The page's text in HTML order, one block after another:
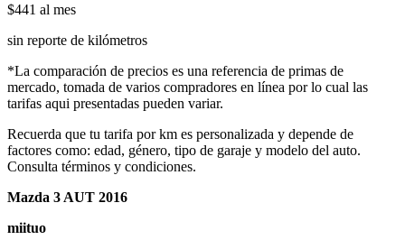
$441 al mes
sin reporte de kilómetros
*La comparación de precios es una referencia de primas de
mercado, tomada de varios compradores en línea por lo cual las
tarifas aqui presentadas pueden variar.
Recuerda que tu tarifa por km es personalizada y depende de
factores como: edad, género, tipo de garaje y modelo del auto.
Consulta términos y condiciones.
Mazda 3 AUT 2016
miituo